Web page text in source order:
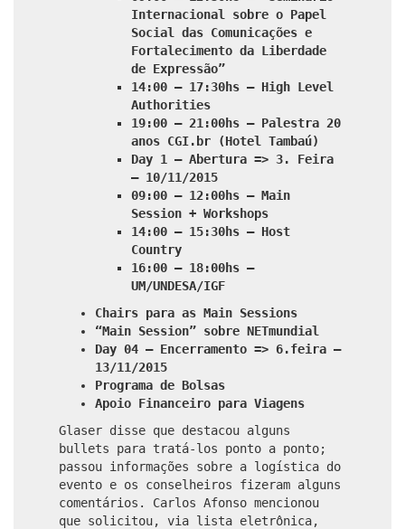
Internacional sobre o Papel
Social das Comunicações e
Fortalecimento da Liberdade
de Expressão”
14:00 – 17:30hs – High Level
Authorities
19:00 – 21:00hs – Palestra 20
anos CGI.br (Hotel Tambaú)
Day 1 – Abertura => 3. Feira
– 10/11/2015
09:00 – 12:00hs – Main
Session + Workshops
14:00 – 15:30hs – Host
Country
16:00 – 18:00hs –
UM/UNDESA/IGF
Chairs para as Main Sessions
“Main Session” sobre NETmundial
Day 04 – Encerramento => 6.feira –
13/11/2015
Programa de Bolsas
Apoio Financeiro para Viagens
Glaser disse que destacou alguns
bullets para tratá-los ponto a ponto;
passou informações sobre a logística do
evento e os conselheiros fizeram alguns
comentários. Carlos Afonso mencionou
que solicitou, via lista eletrônica,